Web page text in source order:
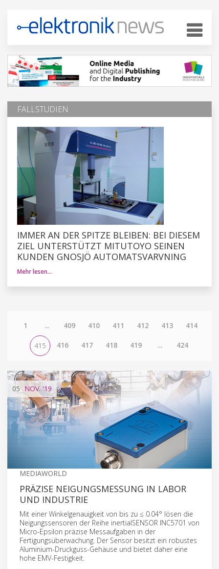
FALLSTUDIEN
IMMER AN DER SPITZE BLEIBEN: BEI DIESEM
ZIEL UNTERSTÜTZT MITUTOYO SEINEN
KUNDEN GNOSJÖ AUTOMATSVARVNING
Mehr lesen…
1 ... 409 410 411 412 413 414
415 416 417 418 419 ... 424
05 NOV.'19
MEDIAWORLD
PRÄZISE NEIGUNGSMESSUNG IN LABOR
UND INDUSTRIE
Mit einer Winkelgenauigkeit von bis zu ≤ 0.04° lösen die
Neigungssensoren der Reihe inertialSENSOR INC5701 von
Micro-Epsilon präzise Messaufgaben in der
Fertigungsüberwachung. Der Sensor besitzt ein robustes
Aluminium-Druckguss-Gehäuse und bietet daher eine
hohe EMV-Festigkeit.